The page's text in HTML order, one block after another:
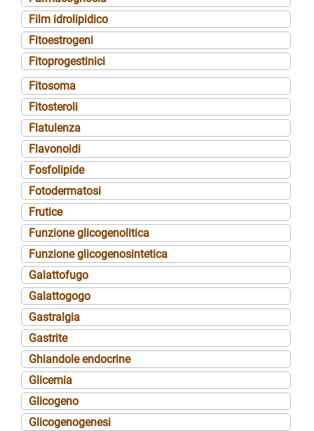
Film idrolipidico
Fitoestrogeni
Fitoprogestinici
Fitosoma
Fitosteroli
Flatulenza
Flavonoidi
Fosfolipide
Fotodermatosi
Frutice
Funzione glicogenolitica
Funzione glicogenosintetica
Galattofugo
Galattogogo
Gastralgia
Gastrite
Ghiandole endocrine
Glicemia
Glicogeno
Glicogenogenesi